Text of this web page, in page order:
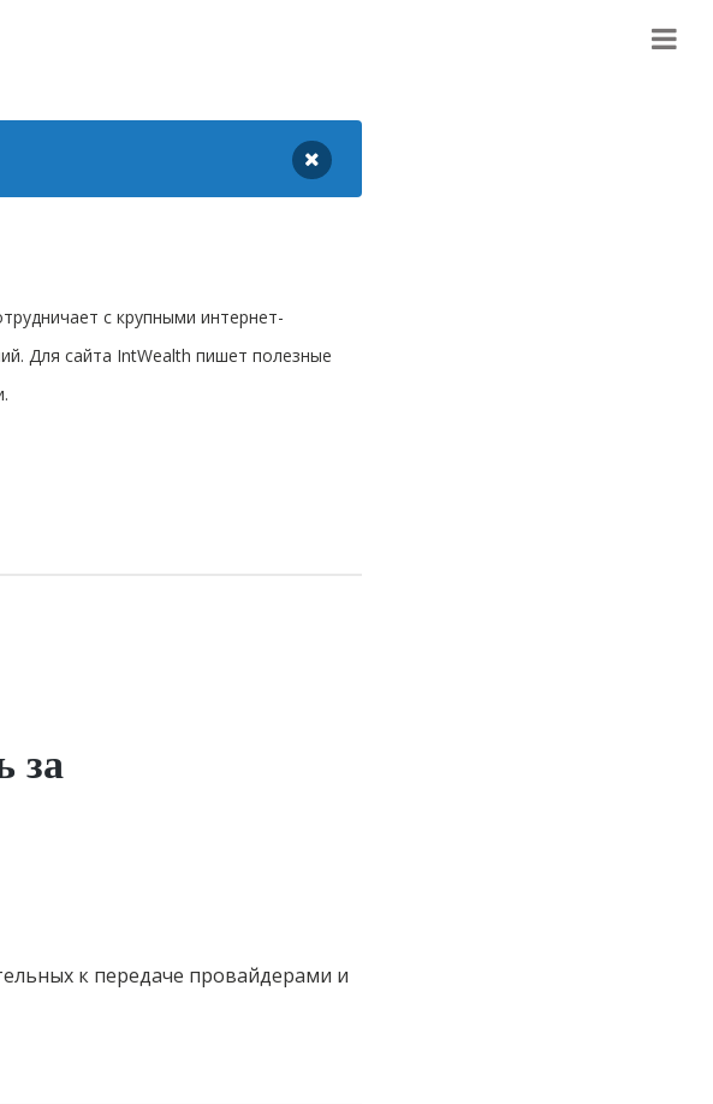
с крупными интернет-
Для сайта IntWealth пишет полезные
за
к передаче провайдерами и